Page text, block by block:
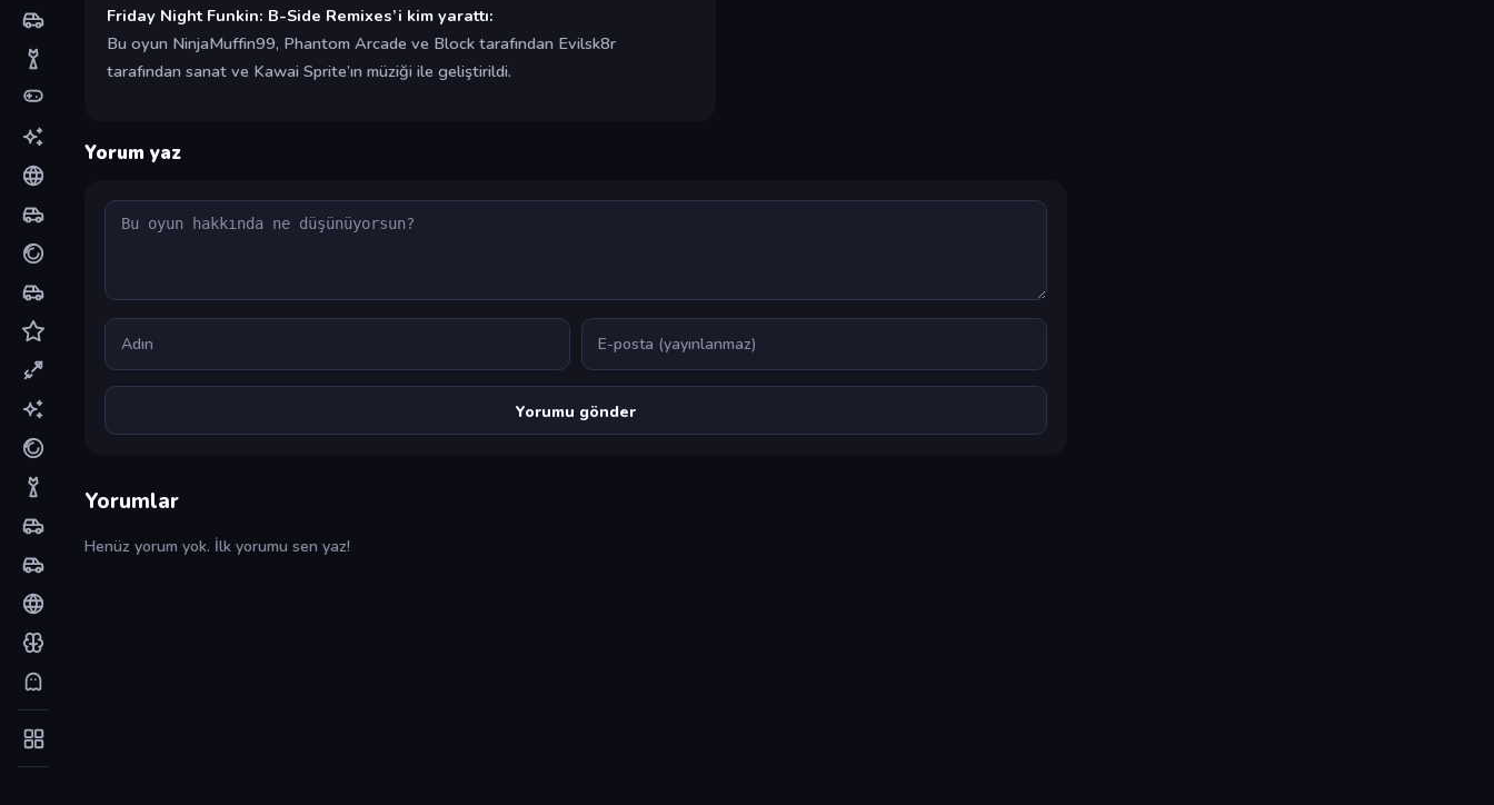
Friday Night Funkin: B-Side Remixes’i kim yarattı:
Bu oyun NinjaMuffin99, Phantom Arcade ve Block tarafından Evilsk8r
tarafından sanat ve Kawai Sprite’ın müziği ile geliştirildi.
Yorum yaz
Yorum
Ad E-posta
Yorumlar
Henüz yorum yok. İlk yorumu sen yaz!